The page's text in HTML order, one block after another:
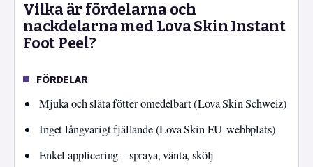
Vilka är fördelarna och
nackdelarna med Lova Skin Instant
Foot Peel?
FÖRDELAR
Mjuka och släta fötter omedelbart (Lova Skin Schweiz)
Inget långvarigt fjällande (Lova Skin EU-webbplats)
Enkel applicering – spraya, vänta, skölj